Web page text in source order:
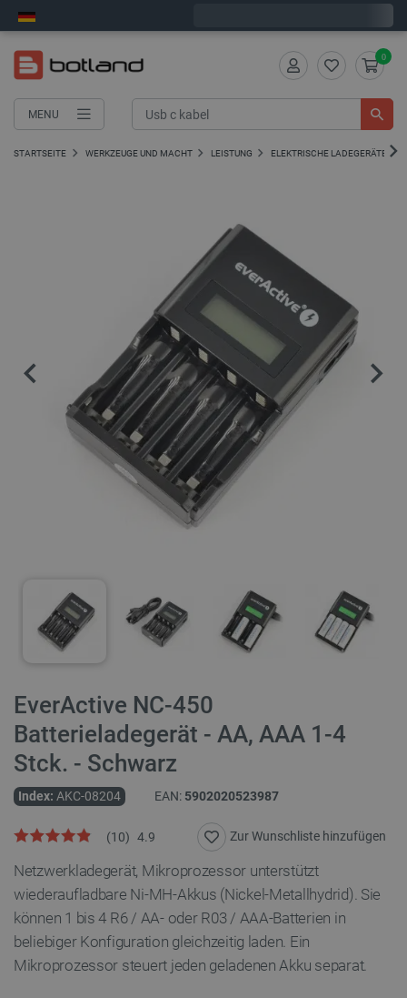
MENU
0
STARTSEITE WERKZEUGE UND MACHT LEISTUNG ELEKTRISCHE LADEGERÄTE
EverActive NC-450
Batterieladegerät - AA, AAA 1-4
Stck. - Schwarz
Index: AKC-08204 EAN: 5902020523987
4.9
(10) Zur Wunschliste hinzufügen
Netzwerkladegerät, Mikroprozessor unterstützt
wiederaufladbare Ni-MH-Akkus (Nickel-Metallhydrid). Sie
können 1 bis 4 R6 / AA- oder R03 / AAA-Batterien in
beliebiger Konfiguration gleichzeitig laden. Ein
Mikroprozessor steuert jeden geladenen Akku separat.